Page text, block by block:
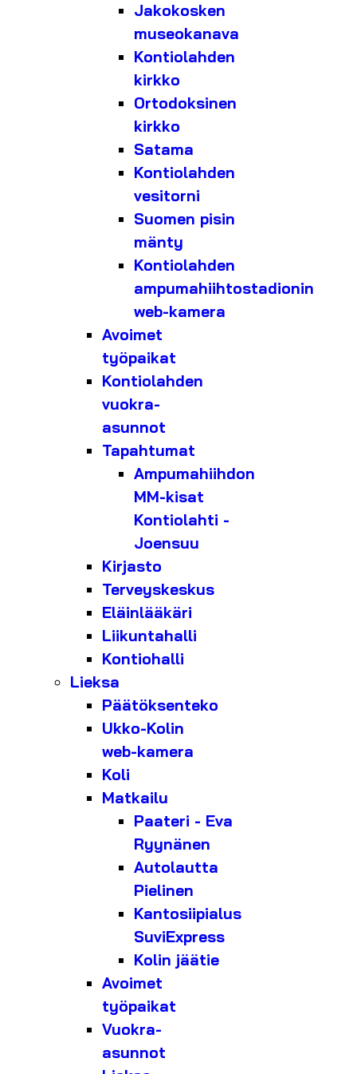
Jakokosken
museokanava
Kontiolahden
kirkko
Ortodoksinen
kirkko
Satama
Kontiolahden
vesitorni
Suomen pisin
mänty
Kontiolahden
ampumahiihtostadionin
web-kamera
Avoimet
työpaikat
Kontiolahden
vuokra-
asunnot
Tapahtumat
Ampumahiihdon
MM-kisat
Kontiolahti -
Joensuu
Kirjasto
Terveyskeskus
Eläinlääkäri
Liikuntahalli
Kontiohalli
Lieksa
Päätöksenteko
Ukko-Kolin
web-kamera
Koli
Matkailu
Paateri - Eva
Ryynänen
Autolautta
Pielinen
Kantosiipialus
SuviExpress
Kolin jäätie
Avoimet
työpaikat
Vuokra-
asunnot